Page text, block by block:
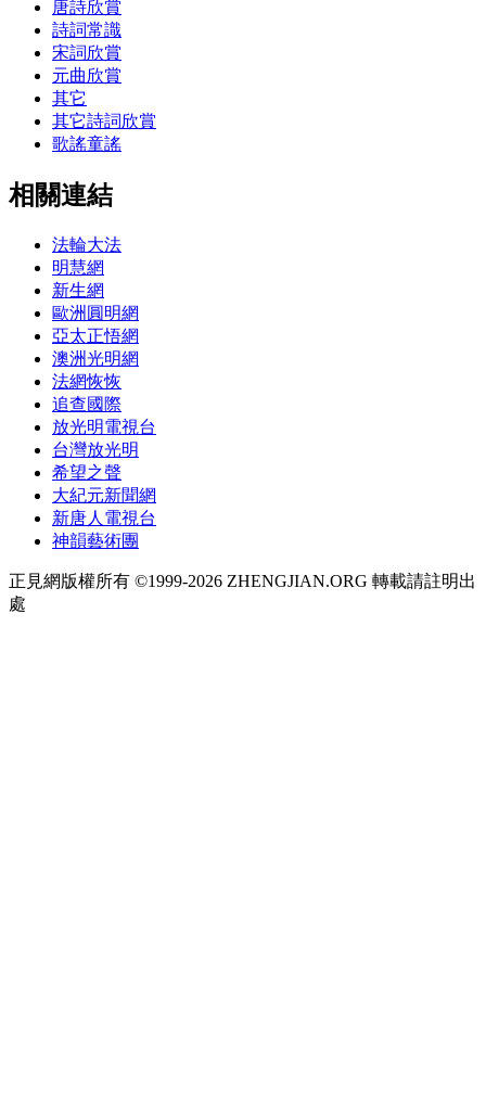
唐詩欣賞
詩詞常識
宋詞欣賞
元曲欣賞
其它
其它詩詞欣賞
歌謠童謠
相關連結
法輪大法
明慧網
新生網
歐洲圓明網
亞太正悟網
澳洲光明網
法網恢恢
追查國際
放光明電視台
台灣放光明
希望之聲
大紀元新聞網
新唐人電視台
神韻藝術團
正見網版權所有 ©1999-2026 ZHENGJIAN.ORG 轉載請註明出
處